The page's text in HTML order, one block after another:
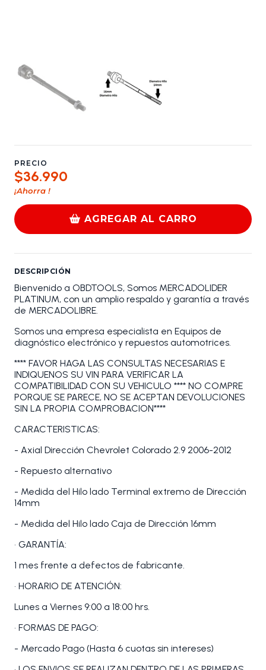
PRECIO
$36.990
¡Ahorra !
AGREGAR AL CARRO
DESCRIPCIÓN
Bienvenido a OBDTOOLS, Somos MERCADOLIDER
PLATINUM, con un amplio respaldo y garantía a través
de MERCADOLIBRE.
Somos una empresa especialista en Equipos de
diagnóstico electrónico y repuestos automotrices.
**** FAVOR HAGA LAS CONSULTAS NECESARIAS E
INDIQUENOS SU VIN PARA VERIFICAR LA
COMPATIBILIDAD CON SU VEHICULO **** NO COMPRE
PORQUE SE PARECE, NO SE ACEPTAN DEVOLUCIONES
SIN LA PROPIA COMPROBACION****
CARACTERISTICAS:
- Axial Dirección Chevrolet Colorado 2.9 2006-2012
- Repuesto alternativo
- Medida del Hilo lado Terminal extremo de Dirección
14mm
- Medida del Hilo lado Caja de Dirección 16mm
• GARANTÍA:
1 mes frente a defectos de fabricante.
• HORARIO DE ATENCIÓN:
Lunes a Viernes 9:00 a 18:00 hrs.
• FORMAS DE PAGO:
- Mercado Pago (Hasta 6 cuotas sin intereses)